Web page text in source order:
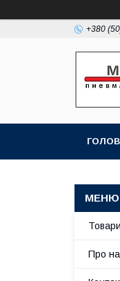
+380
Про